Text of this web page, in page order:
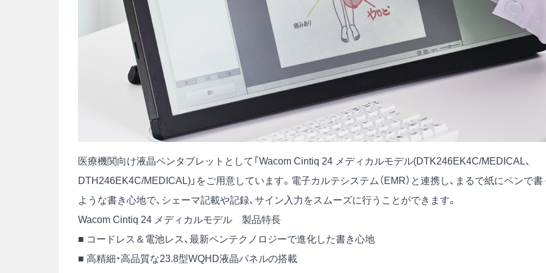
医療機関向け液晶ペンタブレットとして「Wacom Cintiq 24 メディカルモデル(DTK246EK4C/MEDICAL、
DTH246EK4C/MEDICAL)」をご用意しています。電子カルテシステム（EMR）と連携し、まるで紙にペンで書
ような書き心地で、シェーマ記載や記録、サイン入力をスムーズに行うことができます。
Wacom Cintiq 24 メディカルモデル 製品特長
■ コードレス＆電池レス、最新ペンテクノロジーで進化した書き心地
■ 高精細・高品質な23.8型WQHD液晶パネルの搭載